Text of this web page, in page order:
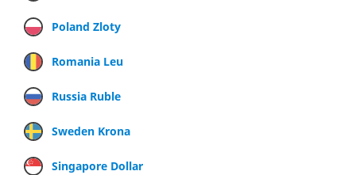
Poland Zloty
Romania Leu
Russia Ruble
Sweden Krona
Singapore Dollar